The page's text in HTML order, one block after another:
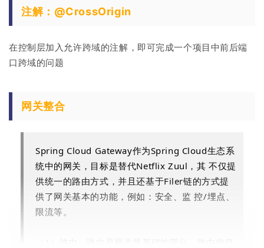
注解：@CrossOrigin
在控制层加入允许跨域的注解，即可完成一个项目中前后端
口跨域的问题
网关整合
Spring Cloud Gateway作为Spring Cloud生态系
统中的网关，目标是替代Netflix Zuul，其 不仅提
供统一的路由方式，并且还基于Filer链的方式提
供了网关基本的功能，例如：安全、监 控/埋点、
限流等。